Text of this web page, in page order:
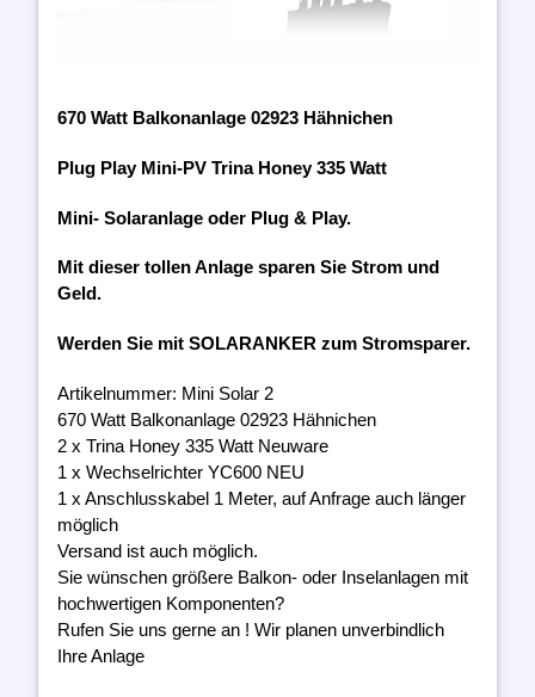
670 Watt Balkonanlage 02923 Hähnichen
Plug Play Mini-PV Trina Honey 335 Watt
Mini- Solaranlage oder Plug & Play.
Mit dieser tollen Anlage sparen Sie Strom und
Geld.
Werden Sie mit SOLARANKER zum Stromsparer.
Artikelnummer: Mini Solar 2
670 Watt Balkonanlage 02923 Hähnichen
2 x Trina Honey 335 Watt Neuware
1 x Wechselrichter YC600 NEU
1 x Anschlusskabel 1 Meter, auf Anfrage auch länger
möglich
Versand ist auch möglich.
Sie wünschen größere Balkon- oder Inselanlagen mit
hochwertigen Komponenten?
Rufen Sie uns gerne an ! Wir planen unverbindlich
Ihre Anlage